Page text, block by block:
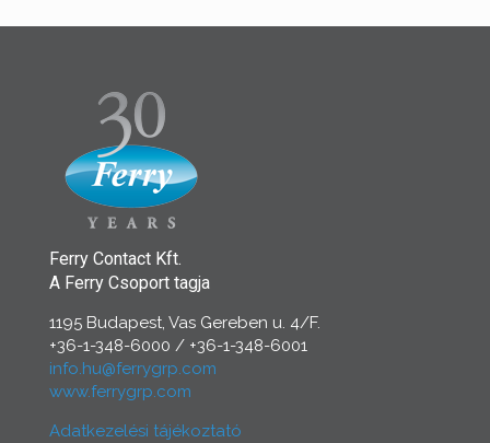
Ferry Contact Kft.
A Ferry Csoport tagja
1195 Budapest, Vas Gereben u. 4/F.
+36-1-348-6000 / +36-1-348-6001
info.hu@ferrygrp.com
www.ferrygrp.com
Adatkezelési tájékoztató